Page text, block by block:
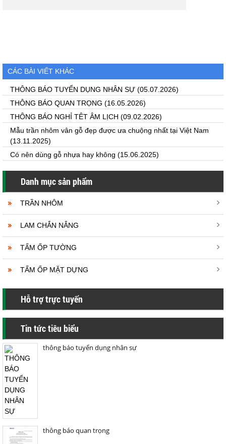
CÁC BÀI VIẾT KHÁC
THÔNG BÁO TUYỂN DỤNG NHÂN SỰ (05.07.2026)
THÔNG BÁO QUAN TRỌNG (16.05.2026)
THÔNG BÁO NGHỈ TÊT ÂM LỊCH (09.02.2026)
Mẫu trần nhôm vân gỗ đẹp được ưa chuộng nhất tại Việt Nam
(13.11.2025)
Có nên dùng gỗ nhựa hay không (15.06.2025)
Danh mục sản phẩm
TRẦN NHÔM
LAM CHẮN NẮNG
TẤM ỐP TƯỜNG
TẤM ỐP MẶT DỰNG
Hỗ trợ trực tuyến
Tin tức tiêu biểu
thông báo tuyển dụng nhân sự
thông báo quan trọng